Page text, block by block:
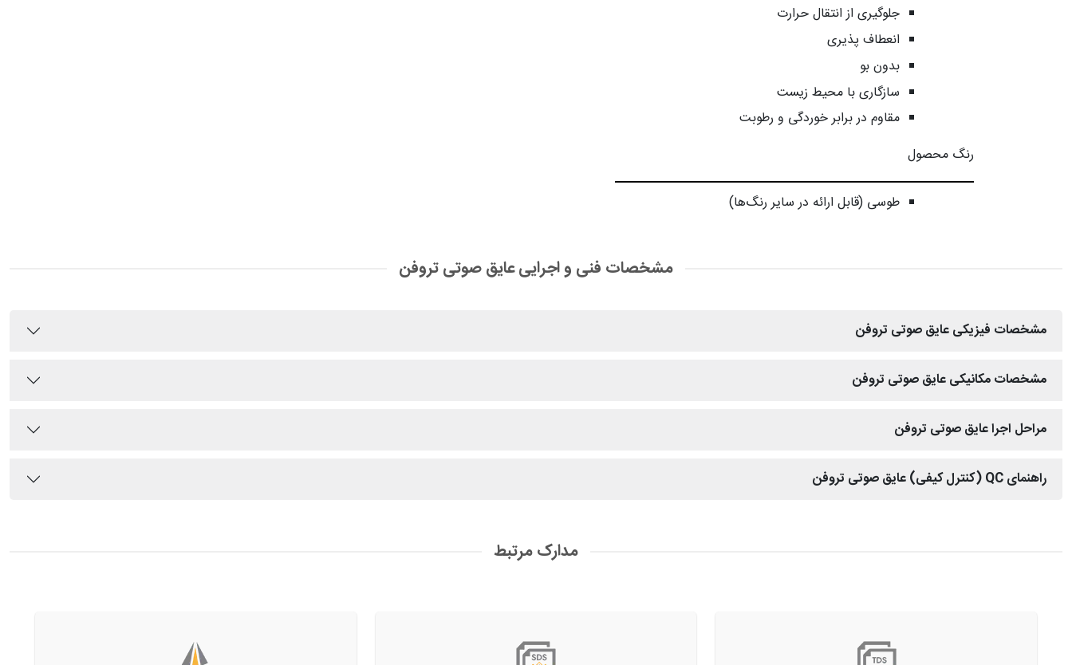
جلوگیری از انتقال حرارت
انعطاف پذیری
بدون بو
سازگاری با محیط زیست
مقاوم در برابر خوردگی و رطوبت
رنگ محصول
طوسی (قابل ارائه در سایر رنگ‌ها)
مشخصات فنی و اجرایی عایق صوتی تروفن
مشخصات فیزیکی عایق صوتی تروفن
مشخصات مکانیکی عایق صوتی تروفن
مراحل اجرا عایق صوتی تروفن
راهنمای QC (کنترل کیفی) عایق صوتی تروفن
مدارک مرتبط